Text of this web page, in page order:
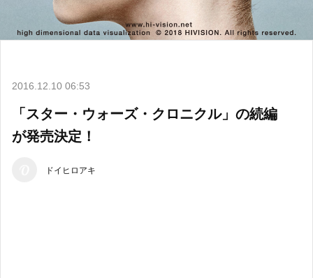
2016.12.10 06:53
「スター・ウォーズ・クロニクル」の続編
が発売決定！
ドイヒロアキ